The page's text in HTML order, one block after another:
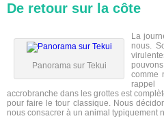
De retour sur la côte
Panorama sur Tekui
La
nous.
comme
rappel
accrobranche dans les grottes est
pour faire le tour classique. Nous
nous consacrer à un animal typiquement